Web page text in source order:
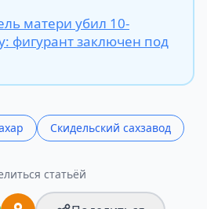
матери убил 10-
фигурант заключен под
Скидельский сахзавод
статьёй